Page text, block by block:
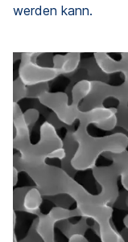
werden kann.